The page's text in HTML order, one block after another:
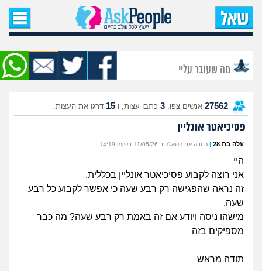
עמוד הבית
שאל שאלה
שאלות חדשות
שאלות שעוררו עניין
עצות חדשות
מה קורה כאן?
מה שעובר עליי
27562 אנשים צפו, 3 כתבו עצות, ו-15 דרגו את העצות.
פסיכיאטר אונליין
עלה בת 28 | כתבה את השאלה ב-11/05/26 בשעה 14:19
היי
אני רוצה לקבוע פסיכיאטר אונליין בכללית.
זה נראה שהפגישה רק רבע שעה כי אפשר לקבוע כל רבע
שעה.
מישהו ניסה ויודע אם זה באמת רק רבע שעה? מה כבר
מספיקים בזה
תודה מראש